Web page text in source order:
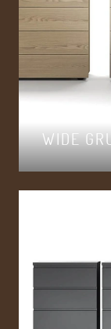
WIDE